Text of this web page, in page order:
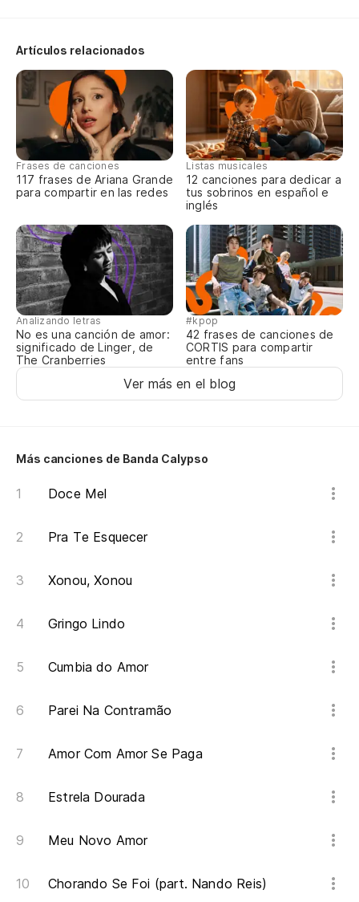
Artículos relacionados
Frases de canciones
117 frases de Ariana Grande
para compartir en las redes
Listas musicales
12 canciones para dedicar a
tus sobrinos en español e
inglés
Analizando letras
No es una canción de amor:
significado de Linger, de
The Cranberries
#kpop
42 frases de canciones de
CORTIS para compartir
entre fans
Ver más en el blog
Más canciones de Banda Calypso
Doce Mel
Pra Te Esquecer
Xonou, Xonou
Gringo Lindo
Cumbia do Amor
Parei Na Contramão
Amor Com Amor Se Paga
Estrela Dourada
Meu Novo Amor
Chorando Se Foi (part. Nando Reis)